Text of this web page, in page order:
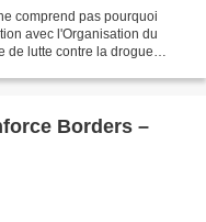
comprend pas pourquoi
avec l'Organisation du
de lutte contre la drogue
Borders –